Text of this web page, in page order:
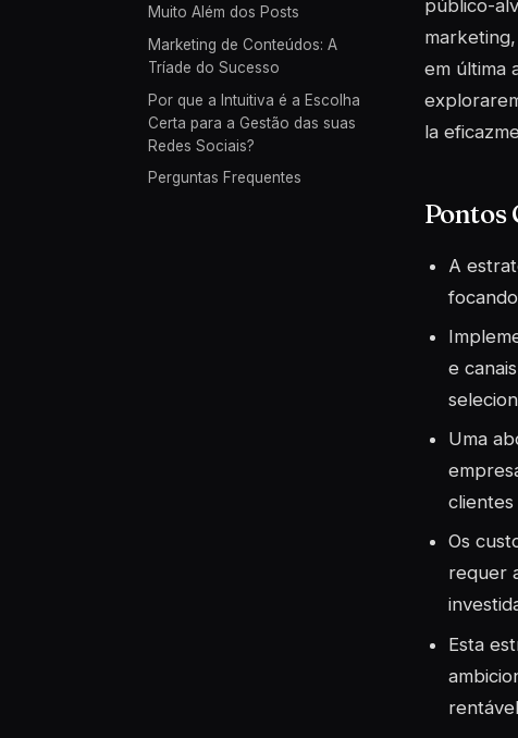
Muito Além dos Posts
Marketing de Conteúdos: A
Tríade do Sucesso
Por que a Intuitiva é a Escolha
Certa para a Gestão das suas
Redes Sociais?
Perguntas Frequentes
público-
em última
la
Pontos
A
e
Uma
clientes
Os
requer
Esta